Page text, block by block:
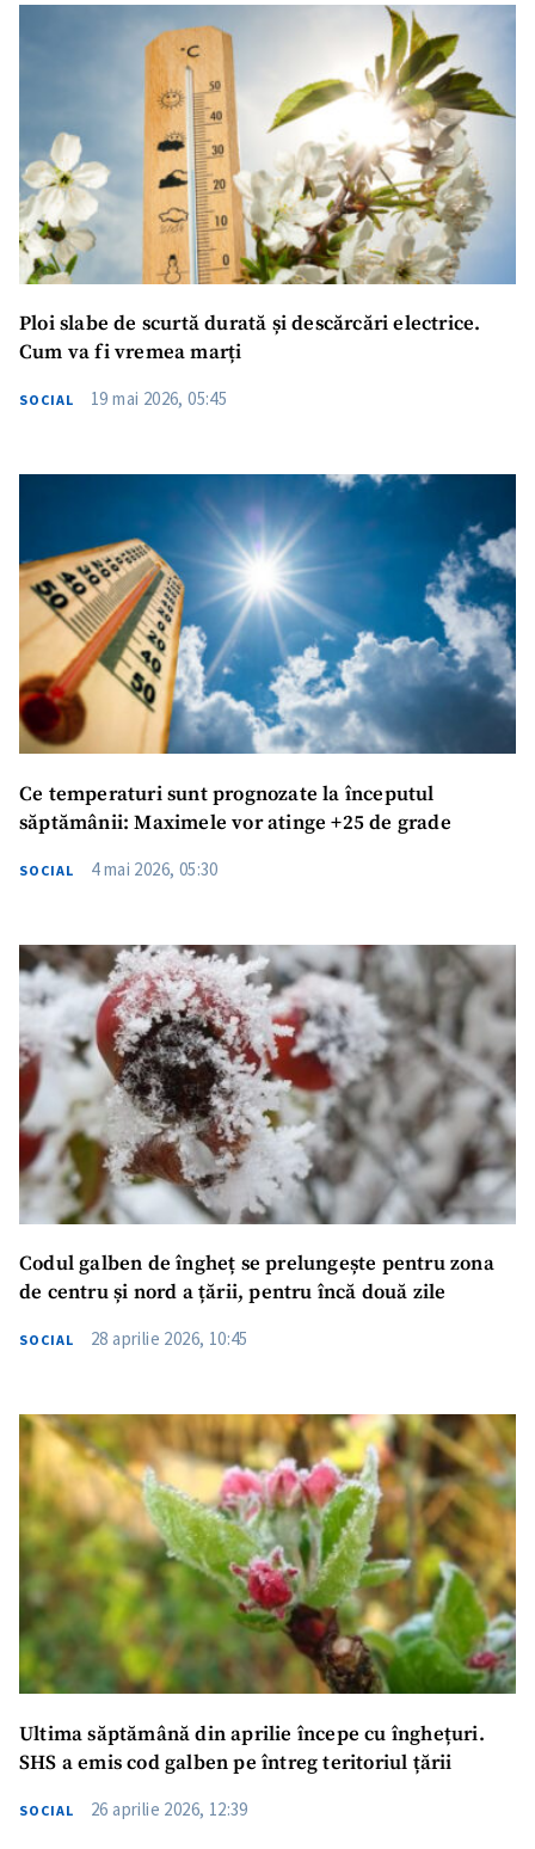
Ploi slabe de scurtă durată și descărcări electrice.
Cum va fi vremea marți
SOCIAL 19 mai 2026, 05:45
Ce temperaturi sunt prognozate la începutul
săptămânii: Maximele vor atinge +25 de grade
SOCIAL 4 mai 2026, 05:30
Codul galben de îngheț se prelungește pentru zona
de centru și nord a țării, pentru încă două zile
SOCIAL 28 aprilie 2026, 10:45
Ultima săptămână din aprilie începe cu înghețuri.
SHS a emis cod galben pe întreg teritoriul țării
SOCIAL 26 aprilie 2026, 12:39